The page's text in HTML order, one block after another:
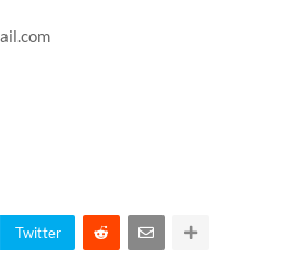
Twitter